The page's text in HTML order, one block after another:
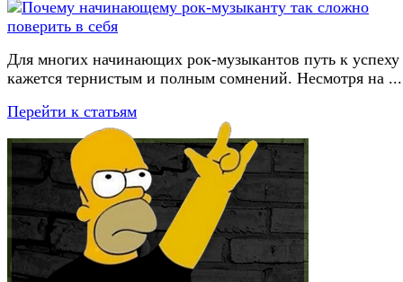
Для многих начинающих рок-музыкантов путь к успеху
кажется тернистым и полным сомнений. Несмотря на ...
Перейти к статьям